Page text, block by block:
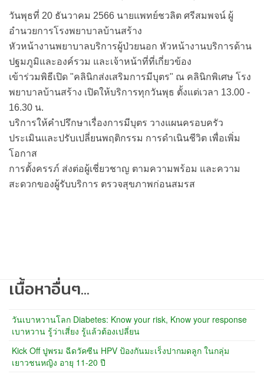
วันพุธที่ 20 ธันวาคม 2566 นายแพทย์ชวลิต ศรีสมพจน์ ผู้
อำนวยการโรงพยาบาลบ้านสร้าง
หัวหน้างานพยาบาลบริการผู้ป่วยนอก หัวหน้างานบริการด้าน
ปฐมภูมิและองค์รวม และเจ้าหน้าที่ที่เกี่ยวข้อง
เข้าร่วมพิธีเปิด "คลินิกส่งเสริมการมีบุตร" ณ คลินิกพิเศษ โรง
พยาบาลบ้านสร้าง เปิดให้บริการทุกวันพุธ ตั้งแต่เวลา 13.00 -
16.30 น.
บริการให้คำปรึกษาเรื่องการมีบุตร วางแผนครอบครัว
ประเมินและปรับเปลี่ยนพฤติกรรม การดำเนินชีวิต เพื่อเพิ่ม
โอกาส
การตั้งครรภ์ ส่งต่อผู้เชี่ยวชาญ ตามความพร้อม และความ
สะดวกของผู้รับบริการ ตรวจสุขภาพก่อนสมรส
เนื้อหาอื่นๆ...
วันเบาหวานโลก Diabetes: Know your risk, Know your response
เบาหวาน รู้ว่าเสี่ยง รู้แล้วต้องเปลี่ยน
Kick Off ปูพรม ฉีดวัคซีน HPV ป้องกันมะเร็งปากมดลูก ในกลุ่ม
เยาวชนหญิง อายุ 11-20 ปี